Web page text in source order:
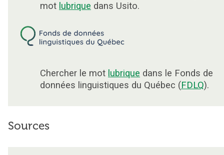
mot lubrique dans Usito.
Chercher le mot lubrique dans le Fonds de
données linguistiques du Québec (FDLQ).
Sources